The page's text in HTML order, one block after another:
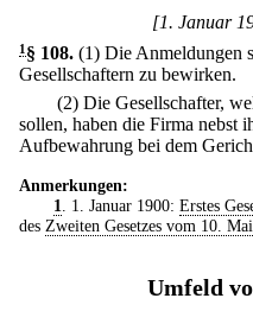
[1. Januar
1§ 108. (1) Die Anmeldungen
Gesellschaftern zu bewirken.
(2) Die Gesellschafter,
sollen, haben die Firma nebst
Aufbewahrung bei dem
Anmerkungen:
1
. 1. Januar 1900: Erstes
des Zweiten Gesetzes vom 10.
Umfeld